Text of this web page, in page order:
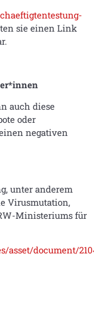
sie einen Link
auch diese
oder
negativen
unter anderem
Virusmutation,
Ministeriums für
document/